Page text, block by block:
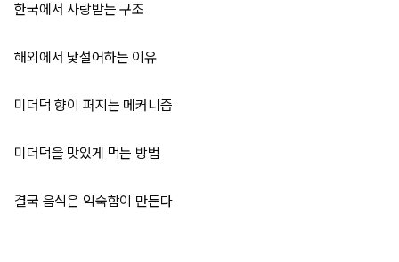
한국에서 사랑받는 구조
해외에서 낯설어하는 이유
미더덕 향이 퍼지는 메커니즘
미더덕을 맛있게 먹는 방법
결국 음식은 익숙함이 만든다